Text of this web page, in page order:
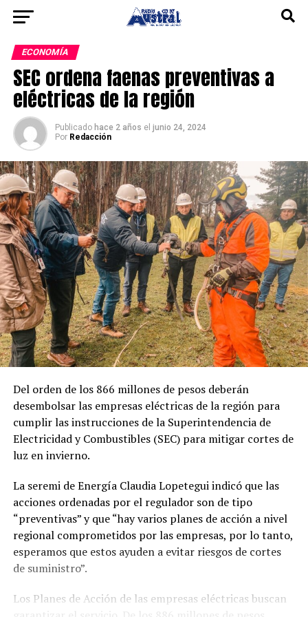
ECONOMÍA
SEC ordena faenas preventivas a
eléctricas de la región
Publicado hace 2 años el junio 24, 2024
Por Redacción
Del orden de los 866 millones de pesos deberán
desembolsar las empresas eléctricas de la región para
cumplir las instrucciones de la Superintendencia de
Electricidad y Combustibles (SEC) para mitigar cortes de
luz en invierno.
La seremi de Energía Claudia Lopetegui indicó que las
acciones ordenadas por el regulador son de tipo
“preventivas” y que “hay varios planes de acción a nivel
regional comprometidos por las empresas, por lo tanto,
esperamos que estos ayuden a evitar riesgos de cortes
de suministro”.
Los Planes de Acción de las empresas eléctricas buscan